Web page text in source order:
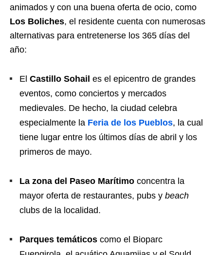
animados y con una buena oferta de ocio, como
Los Boliches, el residente cuenta con numerosas
alternativas para entretenerse los 365 días del
año:
El Castillo Sohail es el epicentro de grandes
eventos, como conciertos y mercados
medievales. De hecho, la ciudad celebra
especialmente la Feria de los Pueblos, la cual
tiene lugar entre los últimos días de abril y los
primeros de mayo.
La zona del Paseo Marítimo concentra la
mayor oferta de restaurantes, pubs y beach
clubs de la localidad.
Parques temáticos como el Bioparc